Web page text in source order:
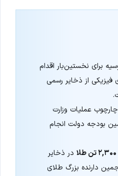
برای نخستین‌بار اقدام
از ذخایر رسمی
عملیات وزارت
بودجه دولت انجام
۲,۳۰۰ تن طلا
در ذخایر
دارنده بزرگ طلای